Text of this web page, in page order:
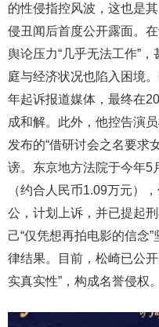
的性侵指控风波，这也是
侵丑闻后首度公开露面。
舆论压力“几乎无法工作”
庭与经济状况也陷入困境
年起诉报道媒体，最终在
成和解。此外，他控告演
发布的“借研讨会之名要求
谤。东京地方法院于今年5
（约合人民币1.09万元）
公，计划上诉，并已提起
己“仅凭想再拍电影的信念
律结果。目前，松崎已公
实真实性”，构成名誉侵权。